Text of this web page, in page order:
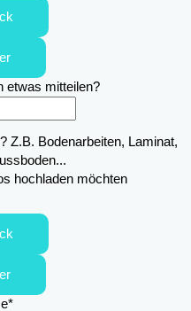
etwas mitteilen?
Z.B. Bodenarbeiten, Laminat,
hochladen möchten
*